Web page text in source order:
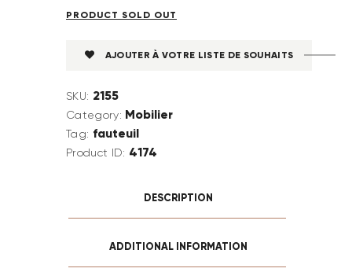
PRODUCT SOLD OUT
AJOUTER À VOTRE LISTE DE SOUHAITS
SKU: 2155
Category: Mobilier
Tag: fauteuil
Product ID: 4174
DESCRIPTION
ADDITIONAL INFORMATION